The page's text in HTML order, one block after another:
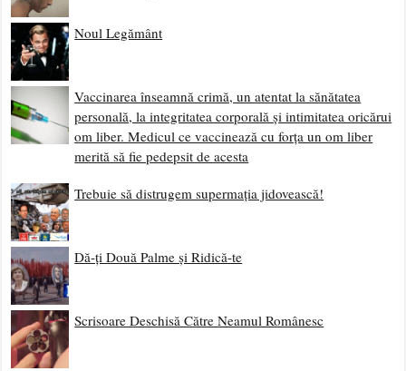
Noul Legământ
Vaccinarea înseamnă crimă, un atentat la sănătatea
personală, la integritatea corporală și intimitatea oricărui
om liber. Medicul ce vaccinează cu forța un om liber
merită să fie pedepsit de acesta
Trebuie să distrugem supermația jidovească!
Dă-ți Două Palme și Ridică-te
Scrisoare Deschisă Către Neamul Românesc